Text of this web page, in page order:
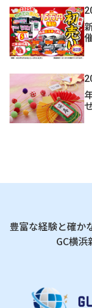
豊富な経験と確か
GC横浜